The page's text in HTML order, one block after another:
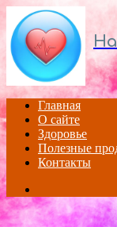
Главная
О сайте
Здоровье
Полезные
Контакты
for